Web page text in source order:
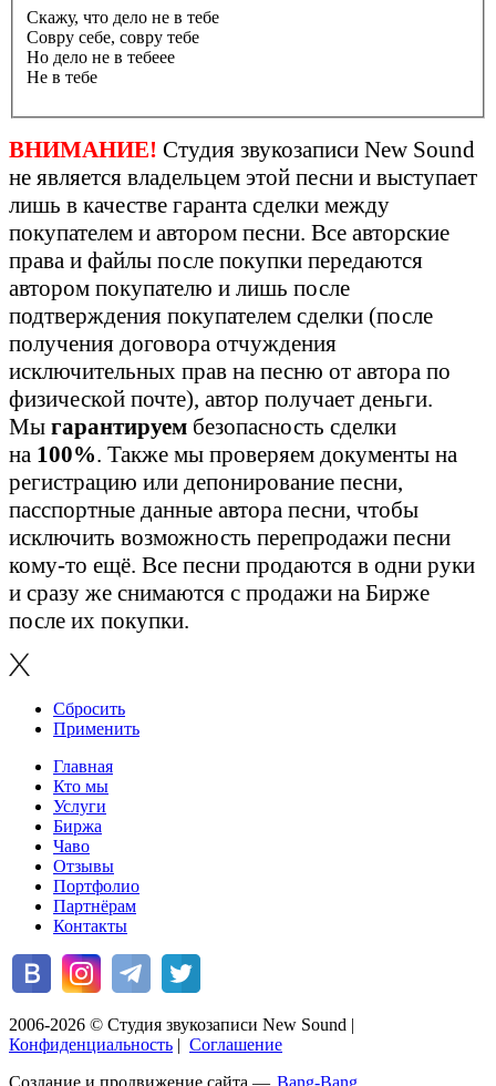
Скажу, что дело не в тебе
Совру себе, совру тебе
Но дело не в тебеее
Не в тебе
ВНИМАНИЕ! Студия звукозаписи New Sound
не является владельцем этой песни и выступает
лишь в качестве гаранта сделки между
покупателем и автором песни. Все авторские
права и файлы после покупки передаются
автором покупателю и лишь после
подтверждения покупателем сделки (после
получения договора отчуждения
исключительных прав на песню от автора по
физической почте), автор получает деньги.
Мы гарантируем безопасность сделки
на 100%. Также мы проверяем документы на
регистрацию или депонирование песни,
пасспортные данные автора песни, чтобы
исключить возможность перепродажи песни
кому-то ещё. Все песни продаются в одни руки
и сразу же снимаются с продажи на Бирже
после их покупки.
Сбросить
Применить
Главная
Кто мы
Услуги
Биржа
Чаво
Отзывы
Портфолио
Партнёрам
Контакты
2006-2026 © Студия звукозаписи New Sound
Конфиденциальность
Соглашение